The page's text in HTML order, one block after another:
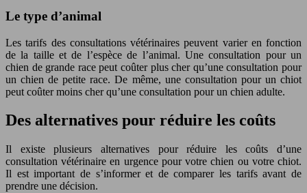
Le type d’animal
Les tarifs des consultations vétérinaires peuvent varier en fonction
de la taille et de l’espèce de l’animal. Une consultation pour un
chien de grande race peut coûter plus cher qu’une consultation pour
un chien de petite race. De même, une consultation pour un chiot
peut coûter moins cher qu’une consultation pour un chien adulte.
Des alternatives pour réduire les coûts
Il existe plusieurs alternatives pour réduire les coûts d’une
consultation vétérinaire en urgence pour votre chien ou votre chiot.
Il est important de s’informer et de comparer les tarifs avant de
prendre une décision.